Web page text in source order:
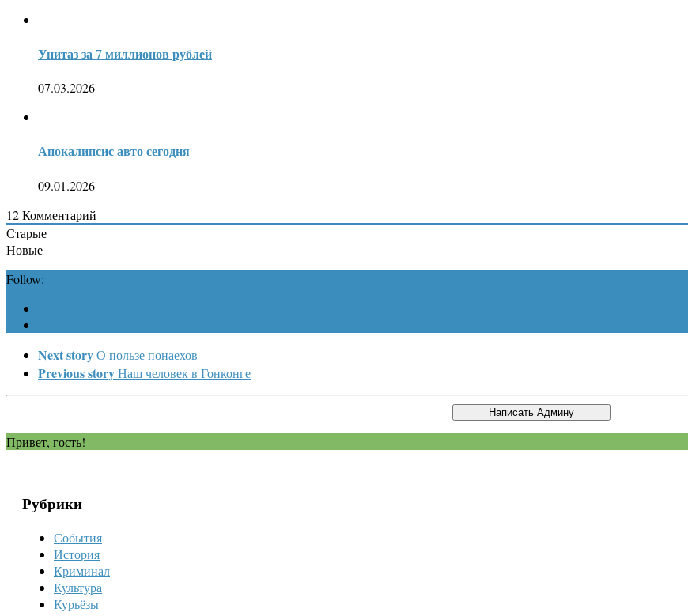
Унитаз за 7 миллионов рублей
07.03.2026
Апокалипсис авто сегодня
09.01.2026
12Комментарий
Старые
Новые
Follow:
Next storyО пользе понаехов
Previous storyНаш человек в Гонконге
Привет, гость!
Рубрики
События
История
Криминал
Культура
Курьёзы